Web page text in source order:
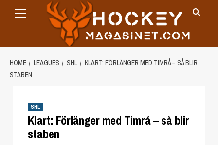
Menu
HOME LEAGUES SHL
KLART: FÖRLÄNGER MED TIMRÅ – SÅ BLIR
STABEN
SHL
Klart: Förlänger med Timrå – så blir
staben